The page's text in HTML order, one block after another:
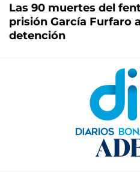
Las 90 muertes del
prisión García Furfaro
detención